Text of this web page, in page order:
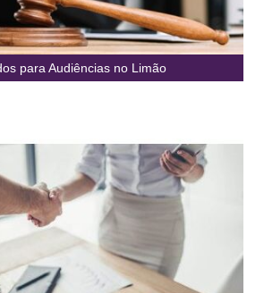
para Audiências no Limão